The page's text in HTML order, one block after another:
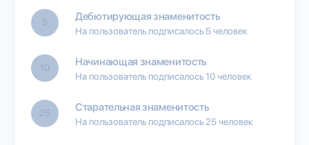
5 Дебютирующая знаменитость
На пользователь подписалось 5 человек
10 Начинающая знаменитость
На пользователь подписалось 10 человек
25 Старательная знаменитость
На пользователь подписалось 25 человек